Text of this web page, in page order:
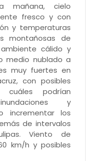
mañana, cielo
fresco y con
y temperaturas
montañosas de
cálido y
medio nublado a
muy fuertes en
con posibles
cuáles podrían
y
incrementar los
de intervalos
Viento de
km/h y posibles